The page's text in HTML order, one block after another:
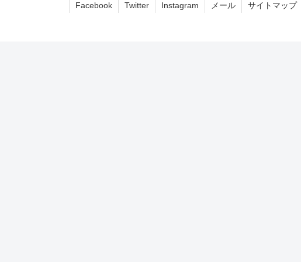
Facebook Twitter Instagram メール サイトマップ